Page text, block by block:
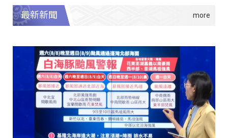
最新新聞